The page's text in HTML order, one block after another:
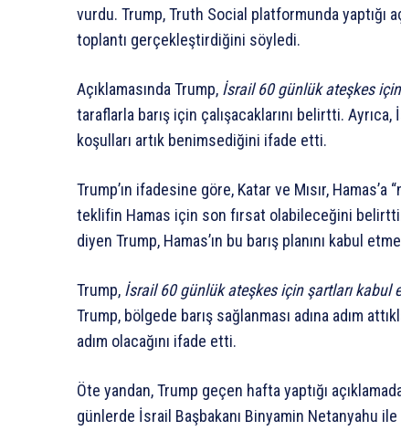
vurdu. Trump, Truth Social platformunda yaptığı
toplantı gerçekleştirdiğini söyledi.
Açıklamasında Trump, İsrail 60 günlük ateşkes
taraflarla barış için çalışacaklarını belirtti.
koşulları artık benimsediğini ifade etti.
Trump’ın ifadesine göre, Katar ve Mısır,
teklifin Hamas için son fırsat olabileceğini
diyen Trump, Hamas’ın bu barış planını kabul
Trump, İsrail 60 günlük ateşkes için şartları kabul
Trump, bölgede barış sağlanması adına adım
adım olacağını ifade etti.
Öte yandan, Trump geçen hafta yaptığı
günlerde İsrail Başbakanı Binyamin Netanyahu